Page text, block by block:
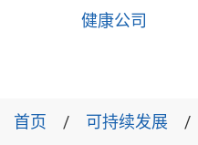
健康公司
首页 可持续发展